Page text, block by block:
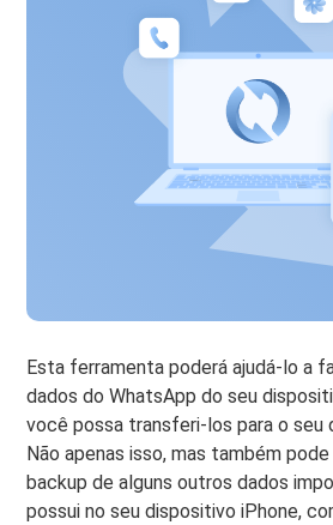
Esta ferramenta poderá ajudá-lo a
dados do WhatsApp do seu
você possa transferi-los para o seu
Não apenas isso, mas também
backup de alguns outros dados
possui no seu dispositivo iPhone,